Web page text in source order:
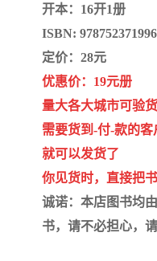
开本：16开1册
ISBN:
定价：28元
优惠价：19元册
量大各大城市可验
需要货到-付-款的客
就可以发货了
你见货时，直接把
诚诺：本店图书均
书，请不必担心，